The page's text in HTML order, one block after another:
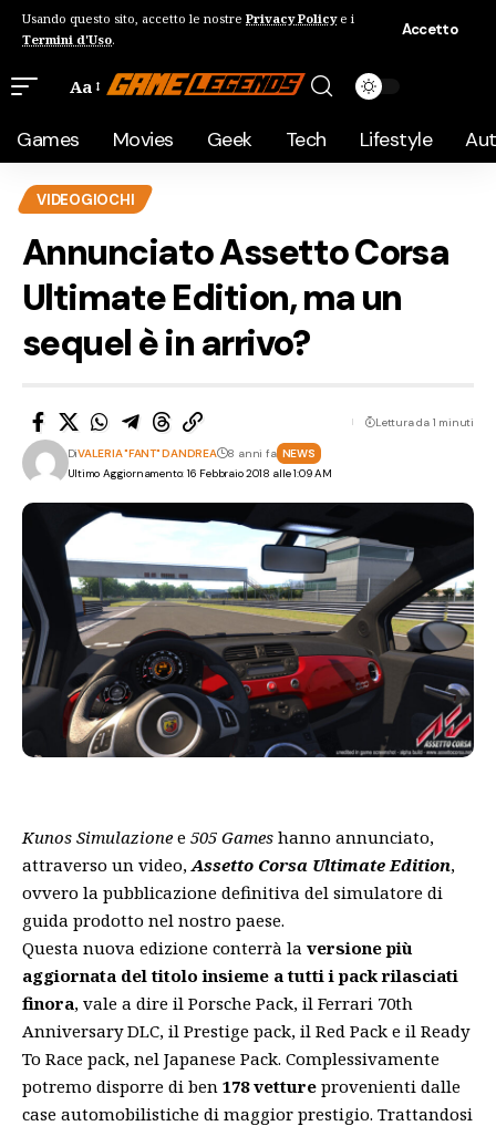
Usando questo sito, accetto le nostre Privacy Policye i
Termini d'Uso.
Accetto
Aa
Games Movies Geek Tech Lifestyle
VIDEOGIOCHI
Annunciato Assetto Corsa
Ultimate Edition, ma un
sequel è in arrivo?
Ultimo Aggiornamento: 16 Febbraio 2018 alle 1:09 AM
DiVALERIA "FANT" DANDREA 8 anni fa NEWS
Lettura da 1 minuti
Kunos Simulazione e 505 Games hanno annunciato,
attraverso un video, Assetto Corsa Ultimate Edition,
ovvero la pubblicazione definitiva del simulatore di
guida prodotto nel nostro paese.
Questa nuova edizione conterrà la versione più
aggiornata del titolo insieme a tutti i pack rilasciati
finora, vale a dire il Porsche Pack, il Ferrari 70th
Anniversary DLC, il Prestige pack, il Red Pack e il Ready
To Race pack, nel Japanese Pack. Complessivamente
potremo disporre di ben 178 vetture provenienti dalle
case automobilistiche di maggior prestigio. Trattandosi